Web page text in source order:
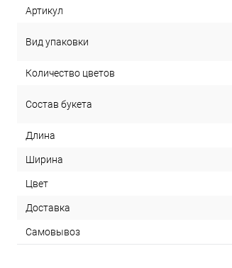
Артикул
Вид упаковки
Количество цветов
Состав букета
Длина
Ширина
Цвет
Доставка
Самовывоз